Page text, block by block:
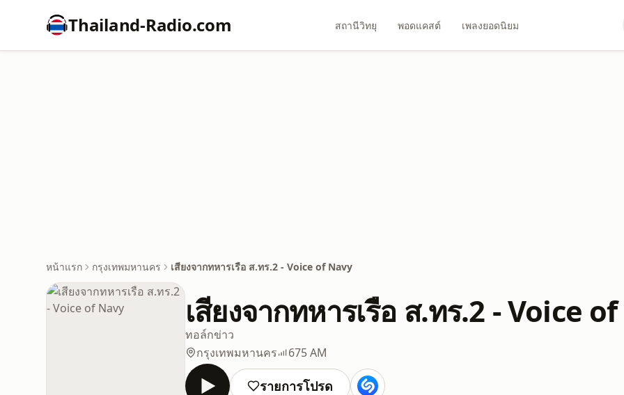
Thailand-Radio.com สถานีวิทยุ พอดแคสต์ เพลงยอดนิยม
หน้าแรก กรุงเทพมหานคร เสียงจากทหารเรือ ส.ทร.2 - Voice of Navy
เสียงจากทหารเรือ ส.ทร.2 - Voice
ทอล์กข่าว
กรุงเทพมหานคร
675 AM
รายการโปรด